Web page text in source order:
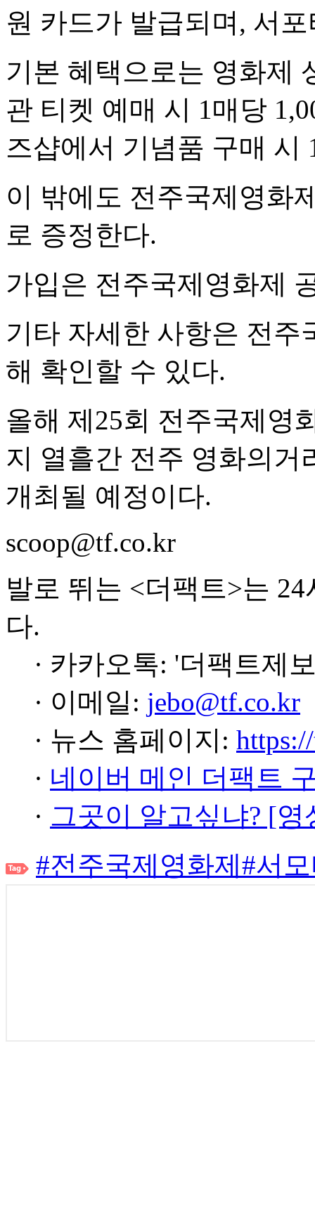
원 카드가 발급되며, 서
기본 혜택으로는 영화제
관 티켓 예매 시 1매당
즈샵에서 기념품 구매 시
이 밖에도 전주국제영화
로 증정한다.
가입은 전주국제영화제
기타 자세한 사항은 전
해 확인할 수 있다.
올해 제25회 전주국제영
지 열흘간 전주 영화의거
개최될 예정이다.
scoop@tf.co.kr
발로 뛰는 <더팩트>는
다.
· 카카오톡: '더팩트제
· 이메일: jebo@tf.co.kr
· 뉴스 홈페이지:
· 네이버 메인 더팩트
· 그곳이 알고싶냐? [
#전주국제영화제#서